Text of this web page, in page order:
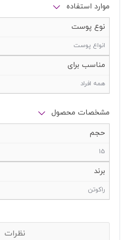
موارد استفاده
نوع پوست
انواع پوست
مناسب برای
همه افراد
مشخصات محصول
حجم
15
برند
راکوتن
نظرات